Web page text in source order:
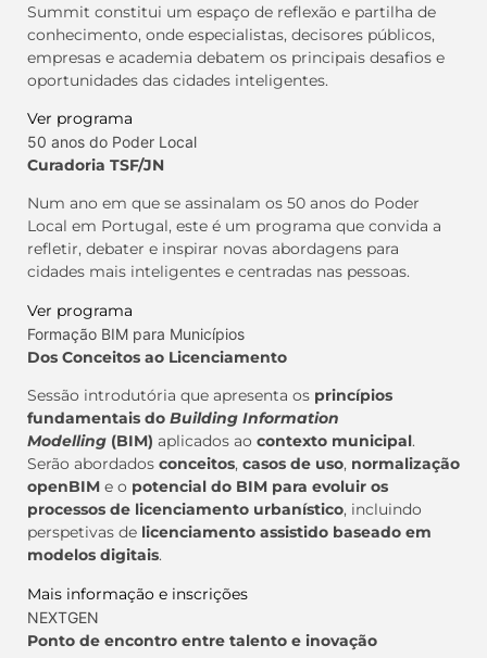
Summit constitui um espaço de reflexão e partilha de
conhecimento, onde especialistas, decisores públicos,
empresas e academia debatem os principais desafios e
oportunidades das cidades inteligentes.
Ver programa
50 anos do Poder Local
Curadoria TSF/JN
Num ano em que se assinalam os 50 anos do Poder
Local em Portugal, este é um programa que convida a
refletir, debater e inspirar novas abordagens para
cidades mais inteligentes e centradas nas pessoas.
Ver programa
Formação BIM para Municípios
Dos Conceitos ao Licenciamento
Sessão introdutória que apresenta os princípios
fundamentais do Building Information
Modelling (BIM) aplicados ao contexto municipal.
Serão abordados conceitos, casos de uso, normalização
openBIM e o potencial do BIM para evoluir os
processos de licenciamento urbanístico, incluindo
perspetivas de licenciamento assistido baseado em
modelos digitais.
Mais informação e inscrições
NEXTGEN
Ponto de encontro entre talento e inovação